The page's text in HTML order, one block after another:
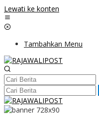
Lewati ke konten
Tambahkan Menu